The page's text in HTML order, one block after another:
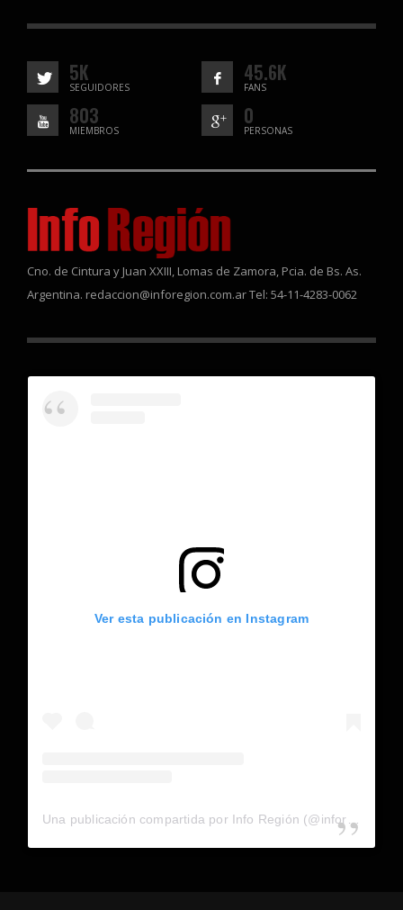
5K
SEGUIDORES
45.6K
FANS
803
MIEMBROS
0
PERSONAS
Cno. de Cintura y Juan XXIII, Lomas de Zamora, Pcia. de Bs. As.
Argentina. redaccion@inforegion.com.ar Tel: 54-11-4283-0062
Ver esta publicación en Instagram